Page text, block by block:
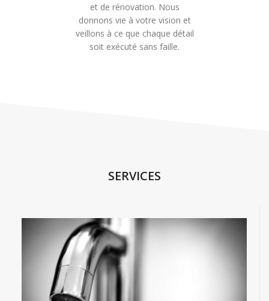
et de rénovation. Nous
donnons vie à votre vision et
veillons à ce que chaque détail
soit exécuté sans faille.
SERVICES